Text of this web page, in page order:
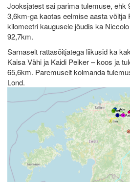
Jooksjatest sai parima tulemuse, ehk
3,6km-ga kaotas eelmise aasta võitja
kilomeetri kaugusele jõudis ka
92,7km.
Sarnaselt rattasõitjatega liikusid ka
Kaisa Vähi ja Kaidi Peiker – koos ja
65,6km. Paremuselt kolmanda
Lond.